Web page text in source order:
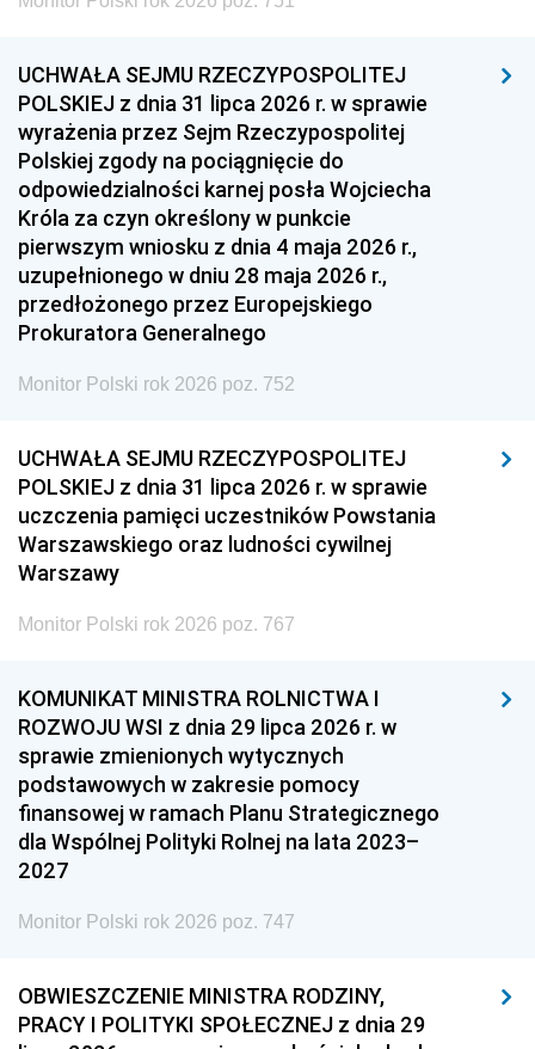
UCHWAŁA SEJMU RZECZYPOSPOLITEJ
POLSKIEJ z dnia 31 lipca 2026 r. w sprawie
wyrażenia przez Sejm Rzeczypospolitej
Polskiej zgody na pociągnięcie do
odpowiedzialności karnej posła Wojciecha
Króla za czyn określony w punkcie
pierwszym wniosku z dnia 4 maja 2026 r.,
uzupełnionego w dniu 28 maja 2026 r.,
przedłożonego przez Europejskiego
Prokuratora Generalnego
Monitor Polski rok 2026 poz. 752
UCHWAŁA SEJMU RZECZYPOSPOLITEJ
POLSKIEJ z dnia 31 lipca 2026 r. w sprawie
uczczenia pamięci uczestników Powstania
Warszawskiego oraz ludności cywilnej
Warszawy
Monitor Polski rok 2026 poz. 767
KOMUNIKAT MINISTRA ROLNICTWA I
ROZWOJU WSI z dnia 29 lipca 2026 r. w
sprawie zmienionych wytycznych
podstawowych w zakresie pomocy
finansowej w ramach Planu Strategicznego
dla Wspólnej Polityki Rolnej na lata 2023–
2027
Monitor Polski rok 2026 poz. 747
OBWIESZCZENIE MINISTRA RODZINY,
PRACY I POLITYKI SPOŁECZNEJ z dnia 29